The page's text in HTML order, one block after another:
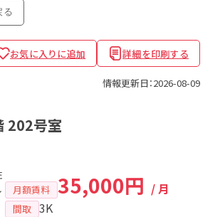
る
お気に入りに追加 詳細を印刷する
情報更新日：2026-08-09
202号室
月額賃料 35,000円 / 月
間取 3K